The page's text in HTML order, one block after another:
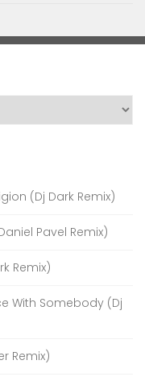
(Dj Dark Remix)
Pavel Remix)
Remix)
With Somebody (Dj
Remix)